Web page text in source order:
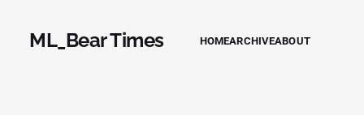
ML_Bear Times HOMEARCHIVEABOUT